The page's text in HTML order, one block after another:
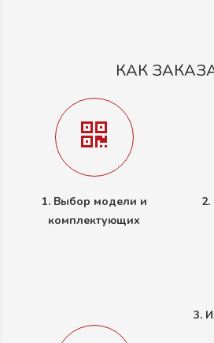
КАК
1. Выбор модели и
комплектующих
3.